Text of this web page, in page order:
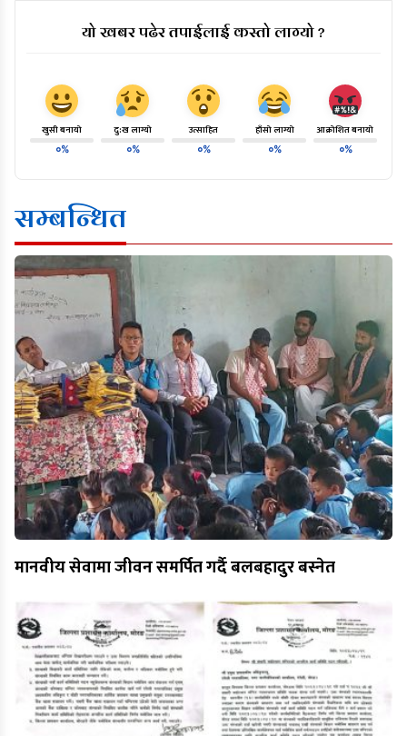
यो खबर पढेर तपाईलाई कस्तो लाग्यो ?
खुसी बनायो
०%
दु:ख लाग्यो
०%
उत्साहित
०%
हाँसो लाग्यो
०%
आक्रोशित बनायो
०%
सम्बन्धित
मानवीय सेवामा जीवन समर्पित गर्दै बलबहादुर बस्नेत